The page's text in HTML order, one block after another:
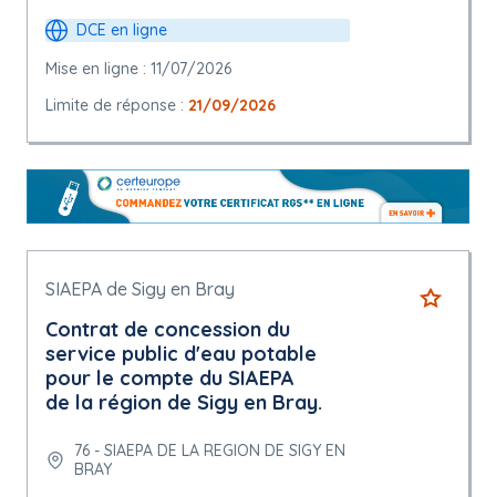
DCE en ligne
Mise en ligne : 11/07/2026
Limite de réponse : 21/09/2026
SIAEPA de Sigy en Bray
Contrat de concession du
service public d'eau potable
pour le compte du SIAEPA
de la région de Sigy en Bray.
76 - SIAEPA DE LA REGION DE SIGY EN
BRAY